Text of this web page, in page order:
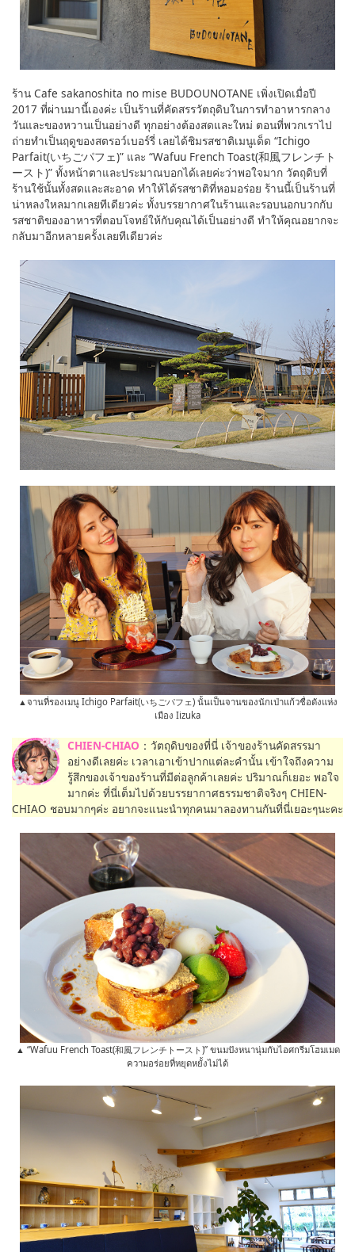
ร้าน Cafe sakanoshita no mise BUDOUNOTANE เพิ่งเปิดเมื่อปี
2017 ที่ผ่านมานี้เองค่ะ เป็นร้านที่คัดสรรวัตถุดิบในการทำอาหารกลาง
วันและของหวานเป็นอย่างดี ทุกอย่างต้องสดและใหม่ ตอนที่พวกเราไป
ถ่ายทำเป็นฤดูของสตรอว์เบอร์รี่ เลยได้ชิมรสชาติเมนูเด็ด “Ichigo
Parfait(いちごパフェ)” และ “Wafuu French Toast(和風フレンチト
ースト)” ทั้งหน้าตาและประมาณบอกได้เลยค่ะว่าพอใจมาก วัตถุดิบที่
ร้านใช้นั้นทั้งสดและสะอาด ทำให้ได้รสชาติที่หอมอร่อย ร้านนี้เป็นร้านที่
น่าหลงใหลมากเลยทีเดียวค่ะ ทั้งบรรยากาศในร้านและรอบนอกบวกกับ
รสชาติของอาหารที่ตอบโจทย์ให้กับคุณได้เป็นอย่างดี ทำให้คุณอยากจะ
กลับมาอีกหลายครั้งเลยทีเดียวค่ะ
▲จานที่รองเมนู Ichigo Parfait(いちごパフェ) นั้นเป็นจานของนักเป่าแก้วชื่อดังแห่ง
เมือง Iizuka
CHIEN-CHIAO ：วัตถุดิบของที่นี่ เจ้าของร้านคัดสรรมา
อย่างดีเลยค่ะ เวลาเอาเข้าปากแต่ละคำนั้น เข้าใจถึงความ
รู้สึกของเจ้าของร้านที่มีต่อลูกค้าเลยค่ะ ปริมาณก็เยอะ พอใจ
มากค่ะ ที่นี่เต็มไปด้วยบรรยากาศธรรมชาติจริงๆ CHIEN-
CHIAO ชอบมากๆค่ะ อยากจะแนะนำทุกคนมาลองทานกันที่นี่เยอะๆนะคะ
▲ “Wafuu French Toast(和風フレンチトースト)” ขนมปังหนานุ่มกับไอศกรีมโฮมเมด
ความอร่อยที่หยุดหยั้งไม่ได้